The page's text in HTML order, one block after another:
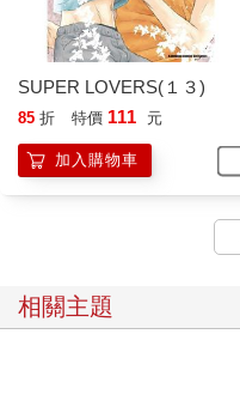
SUPER LOVERS(１３)
85 折 特價 111 元
加入購物車
相關主題